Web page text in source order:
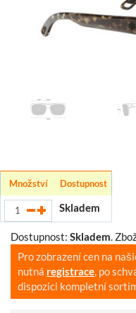
Množství Dostupnost
Skladem
Dostupnost: Skladem
Pro zobrazení cen na
nutná registrace , po
dispozici kompletní